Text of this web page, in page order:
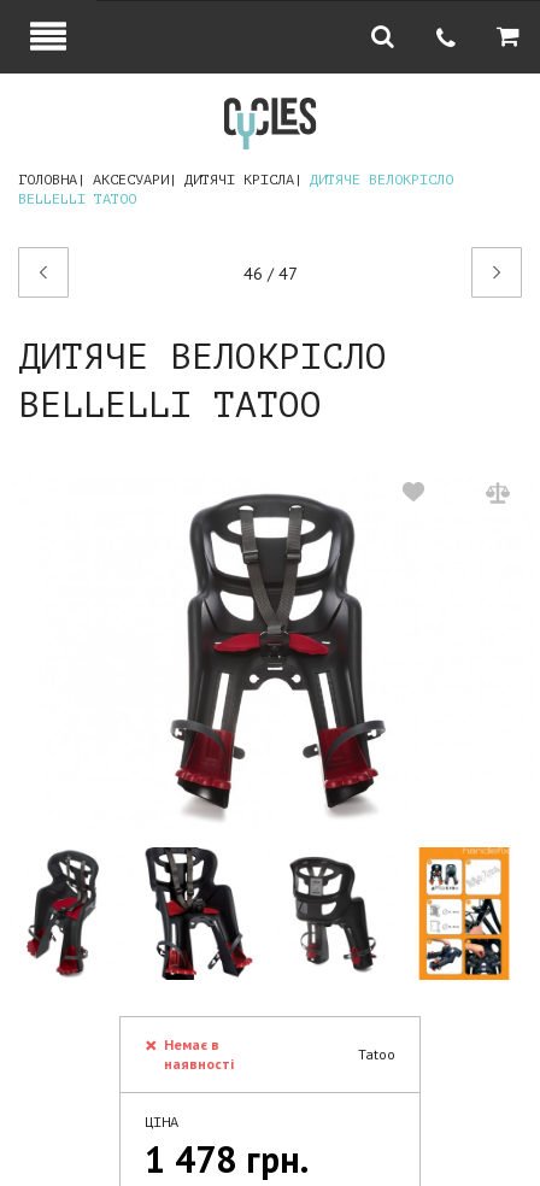
ГОЛОВНА АКСЕСУАРИ ДИТЯЧІ КРІСЛА
ДИТЯЧЕ ВЕЛОКРІСЛО
BELLELLI TATOO
46 / 47
Наступний
ДИТЯЧЕ ВЕЛОКРІСЛО
BELLELLI TATOO
Немає в
наявності
Tatoo
ЦІНА
1 478 грн.